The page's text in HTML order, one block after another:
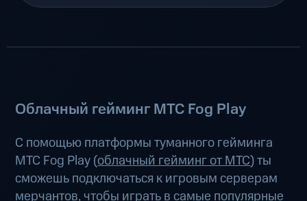
Облачный гейминг МТС Fog Play
С помощью платформы туманного гейминга
МТС Fog Play (облачный гейминг от МТС) ты
сможешь подключаться к игровым серверам
мерчантов, чтобы играть в самые популярные